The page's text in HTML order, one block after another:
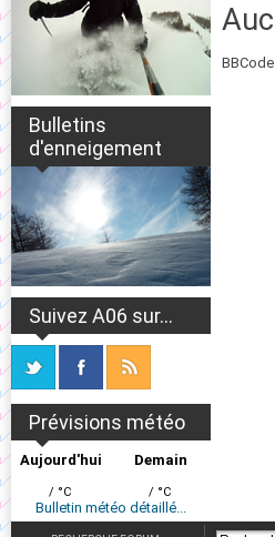
Bulletins
d'enneigement
Suivez A06 sur...
Prévisions météo
Aujourd'hui
/ °C
Demain
/ °C
Bulletin météo détaillé...